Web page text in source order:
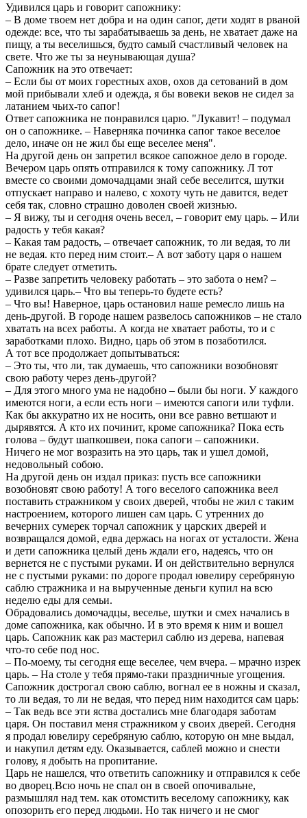
Error code: html5_video:4
Удивился царь и говорит сапожнику:
– В доме твоем нет добра и на один сапог, дети ходят в рваной
одежде: все, что ты зарабатываешь за день, не хватает даже на
пищу, а ты веселишься, будто самый счастливый человек на
свете. Что же ты за неунывающая душа?
Сапожник на это отвечает:
– Если бы от моих горестных ахов, охов да сетований в дом
мой прибывали хлеб и одежда, я бы вовеки веков не сидел за
латанием чьих-то сапог!
Ответ сапожника не понравился царю. "Лукавит! – подумал
он о сапожнике. – Наверняка починка сапог такое веселое
дело, иначе он не жил бы еще веселее меня".
На другой день он запретил всякое сапожное дело в городе.
Вечером царь опять отправился к тому сапожнику. Л тот
вместе со своими домочадцами знай себе веселится, шутки
отпускает направо и налево, с хохоту чуть не давится, ведет
себя так, словно страшно доволен своей жизнью.
– Я вижу, ты и сегодня очень весел, – говорит ему царь. – Или
радость у тебя какая?
– Какая там радость, – отвечает сапожник, то ли ведая, то ли
не ведая. кто перед ним стоит.– А вот заботу царя о нашем
брате следует отметить.
– Разве запретить человеку работать – это забота о нем? –
удивился царь.– Что вы теперь-то будете есть?
– Что вы! Наверное, царь остановил наше ремесло лишь на
день-другой. В городе нашем развелось сапожников – не стало
хватать на всех работы. А когда не хватает работы, то и с
заработками плохо. Видно, царь об этом в позаботился.
А тот все продолжает допытываться:
– Это ты, что ли, так думаешь, что сапожники возобновят
свою работу через день-другой?
– Для этого много ума не надобно – были бы ноги. У каждого
имеются ноги, а если есть ноги – имеются сапоги или туфли.
Как бы аккуратно их не носить, они все равно ветшают и
дырявятся. А кто их починит, кроме сапожника? Пока есть
голова – будут шапкошвеи, пока сапоги – сапожники.
Ничего не мог возразить на это царь, так и ушел домой,
недовольный собою.
На другой день он издал приказ: пусть все сапожники
возобновят свою работу! А того веселого сапожника веел
поставить стражником у своих дверей, чтобы не жил с таким
настроением, которого лишен сам царь. С утренних до
вечерних сумерек торчал сапожник у царских дверей и
возвращался домой, едва держась на ногах от усталости. Жена
и дети сапожника целый день ждали его, надеясь, что он
вернется не с пустыми руками. И он действительно вернулся
не с пустыми руками: по дороге продал ювелиру серебряную
саблю стражника и на вырученные деньги купил на всю
неделю еды для семьи.
Обрадовались домочадцы, веселье, шутки и смех начались в
доме сапожника, как обычно. И в это время к ним и вошел
царь. Сапожник как раз мастерил саблю из дерева, напевая
что-то себе под нос.
– По-моему, ты сегодня еще веселее, чем вчера. – мрачно изрек
царь. – На столе у тебя прямо-таки праздничные угощения.
Сапожник дострогал свою саблю, вогнал ее в ножны и сказал,
то ли ведая, то ли не ведая, что перед ним находится сам царь:
– Так ведь все эти яства достались мне благодаря заботам
царя. Он поставил меня стражником у своих дверей. Сегодня
я продал ювелиру серебряную саблю, которую он мне выдал,
и накупил детям еду. Оказывается, саблей можно и снести
голову, я добыть на пропитание.
Царь не нашелся, что ответить сапожнику и отправился к себе
во дворец.Всю ночь не спал он в своей опочивальне,
размышлял над тем. как отомстить веселому сапожнику, как
опозорить его перед людьми. Но так ничего и не смог